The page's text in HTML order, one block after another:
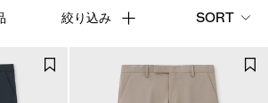
絞り込み SORT